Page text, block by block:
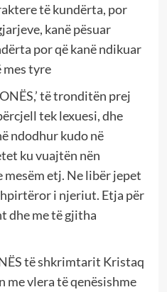
të kundërta, por
kanë pësuar
por që kanë ndikuar
mes tyre
të tronditën prej
tek lexuesi, dhe
ndodhur kudo në
ku vuajtën nën
mesëm etj. Ne libër jepet
i njeriut. Etja për
dhe me të gjitha
të shkrimtarit Kristaq
vlera të qenësishme